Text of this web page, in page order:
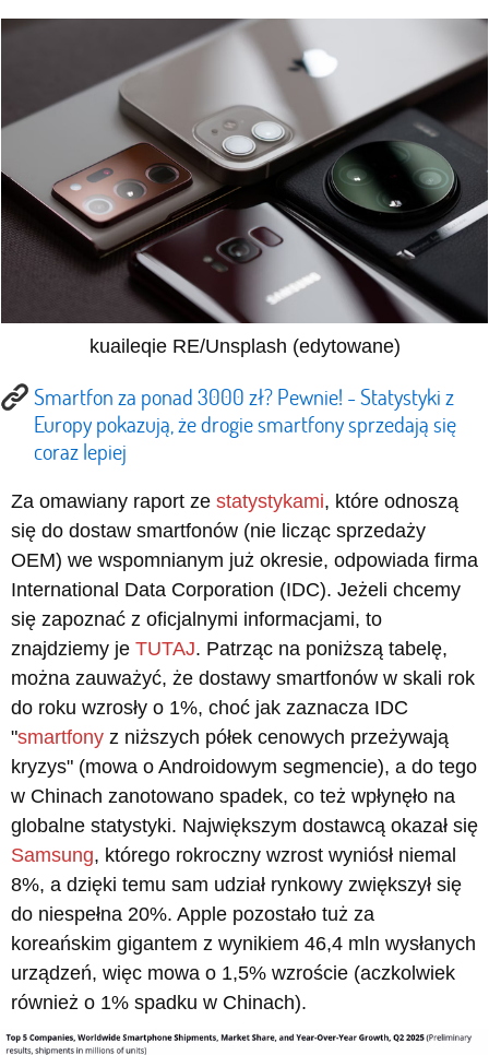
kuaileqie RE/Unsplash (edytowane)
Smartfon za ponad 3000 zł? Pewnie! - Statystyki z
Europy pokazują, że drogie smartfony sprzedają się
coraz lepiej
Za omawiany raport ze statystykami, które odnoszą
się do dostaw smartfonów (nie licząc sprzedaży
OEM) we wspomnianym już okresie, odpowiada firma
International Data Corporation (IDC). Jeżeli chcemy
się zapoznać z oficjalnymi informacjami, to
znajdziemy je TUTAJ. Patrząc na poniższą tabelę,
można zauważyć, że dostawy smartfonów w skali rok
do roku wzrosły o 1%, choć jak zaznacza IDC
"smartfony z niższych półek cenowych przeżywają
kryzys" (mowa o Androidowym segmencie), a do tego
w Chinach zanotowano spadek, co też wpłynęło na
globalne statystyki. Największym dostawcą okazał się
Samsung, którego rokroczny wzrost wyniósł niemal
8%, a dzięki temu sam udział rynkowy zwiększył się
do niespełna 20%. Apple pozostało tuż za
koreańskim gigantem z wynikiem 46,4 mln wysłanych
urządzeń, więc mowa o 1,5% wzroście (aczkolwiek
również o 1% spadku w Chinach).